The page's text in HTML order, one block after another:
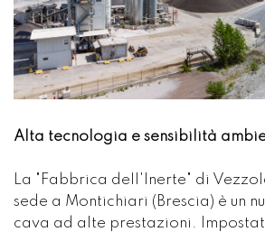
Alta tecnologia e sensibilità
La "Fabbrica dell'Inerte" di
sede a Montichiari (Brescia) è un
cava ad alte prestazioni.